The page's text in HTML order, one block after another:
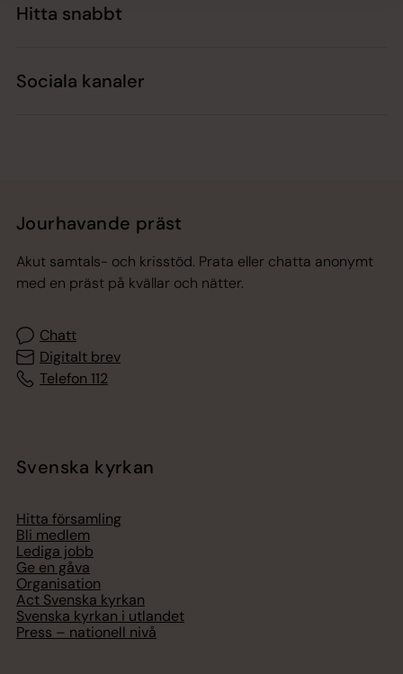
Hitta snabbt
Sociala kanaler
Jourhavande präst
Akut samtals- och krisstöd. Prata eller chatta anonymt
med en präst på kvällar och nätter.
Chatt
Digitalt brev
Telefon 112
Svenska kyrkan
Hitta församling
Bli medlem
Lediga jobb
Ge en gåva
Organisation
Act Svenska kyrkan
Svenska kyrkan i utlandet
Press – nationell nivå